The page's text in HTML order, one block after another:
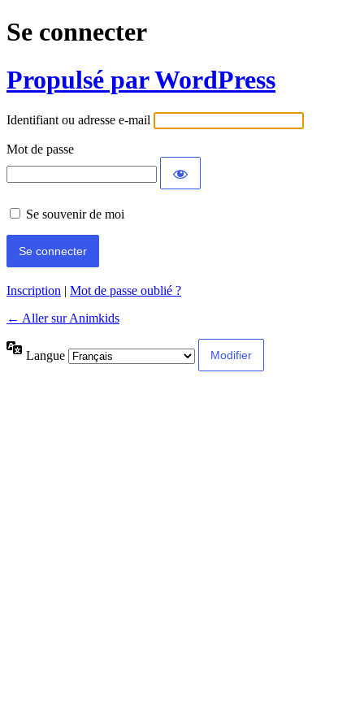
Se connecter
Propulsé par WordPress
Identifiant ou adresse e-mail
Mot de passe
Se souvenir de moi
Inscription | Mot de passe oublié ?
← Aller sur Animkids
Langue